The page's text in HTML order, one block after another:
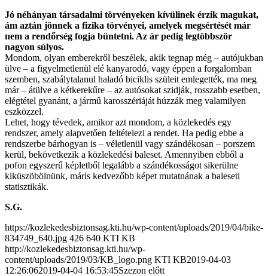
Jó néhányan társadalmi törvényeken kívülinek érzik magukat,
ám aztán jönnek a fizika törvényei, amelyek megsértését már
nem a rendőrség fogja büntetni. Az ár pedig legtöbbször
nagyon súlyos.
Mondom, olyan emberekről beszélek, akik tegnap még – autójukban
ülve – a figyelmetlenül elé kanyarodó, vagy éppen a forgalomban
szemben, szabálytalanul haladó biciklis szüleit emlegették, ma meg
már – átülve a kétkerekűre – az autósokat szidják, rosszabb esetben,
elégtétel gyanánt, a jármű karosszériáját húzzák meg valamilyen
eszközzel.
Lehet, hogy tévedek, amikor azt mondom, a közlekedés egy
rendszer, amely alapvetően feltételezi a rendet. Ha pedig ebbe a
rendszerbe bárhogyan is – véletlenül vagy szándékosan – porszem
kerül, bekövetkezik a közlekedési baleset. Amennyiben ebből a
pofon egyszerű képletből legalább a szándékosságot sikerülne
kiküszöbölnünk, máris kedvezőbb képet mutatnának a baleseti
statisztikák.
S.G.
https://kozlekedesbiztonsag.kti.hu/wp-content/uploads/2019/04/bike-
834749_640.jpg 426 640 KTI KB
http://kozlekedesbiztonsag.kti.hu/wp-
content/uploads/2019/03/KB_logo.png KTI KB2019-04-03
12:26:062019-04-04 16:53:45Szezon előtt